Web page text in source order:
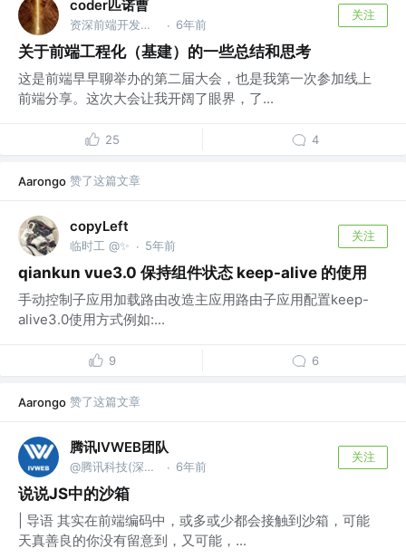
coder匹诺曹
资深前端开发工程师 · 6年前
关注
关于前端工程化（基建）的一些总结和思考
这是前端早早聊举办的第二届大会，也是我第一次参加线上
前端分享。这次大会让我开阔了眼界，了...
25 4
Aarongo 赞了这篇文章
copyLeft
临时工 @✨ · 5年前
关注
qiankun vue3.0 保持组件状态 keep-alive 的使用
手动控制子应用加载路由改造主应用路由子应用配置keep-
alive3.0使用方式例如:...
9 6
Aarongo 赞了这篇文章
腾讯IVWEB团队
@腾讯科技(深圳)有限公司 · 6年前
关注
说说JS中的沙箱
| 导语 其实在前端编码中，或多或少都会接触到沙箱，可能
天真善良的你没有留意到，又可能，...